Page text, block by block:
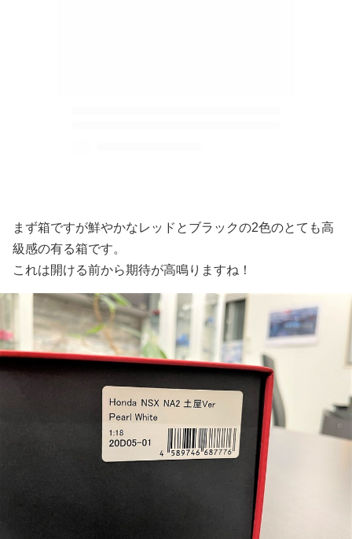
まず箱ですが鮮やかなレッドとブラックの2色のとても高
級感の有る箱です。
これは開ける前から期待が高鳴りますね！